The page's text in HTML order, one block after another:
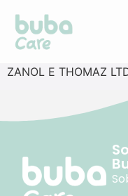
ZANOL E THOMAZ